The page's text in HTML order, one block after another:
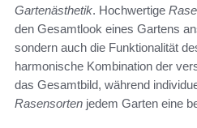
Gartenästhetik. Hochwertige
den Gesamtlook eines Gartens
sondern auch die Funktionalität
harmonische Kombination der
das Gesamtbild, während
Rasensorten jedem Garten eine